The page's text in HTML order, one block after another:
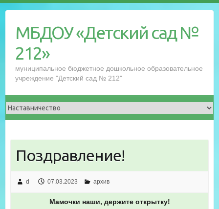
содержимому
МБДОУ «Детский сад №
212»
муниципальное бюджетное дошкольное образовательное
учреждение "Детский сад № 212"
Поздравление!
d 07.03.2023 архив
Мамочки наши, держите открытку!